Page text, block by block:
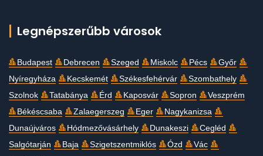
Legnépszerűbb városok
Budapest Debrecen Szeged Miskolc Pécs
Győr
Nyíregyháza
Kecskemét Székesfehérvár
Szombathely
Szolnok
Tatabánya Érd Kaposvár Sopron
Veszprém
Békéscsaba
Zalaegerszeg Eger
Nagykanizsa
Dunaújváros
Hódmezővásárhely Dunakeszi
Cegléd
Salgótarján
Baja Szigetszentmiklós Ózd
Vác